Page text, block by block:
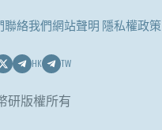
聯絡我們網站聲明 隱私權政策
HK TW
研版權所有